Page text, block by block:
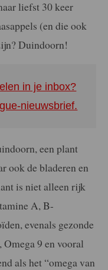
liefst 30 keer
(en die ook
Duindoorn!
in je inbox?
nieuwsbrief.
een plant
ook de bladeren en
is niet alleen rijk
A, B-
evenals gezonde
9 en vooral
als het “omega van